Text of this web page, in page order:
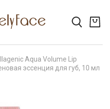
Aqua Volume Lip
эссенция для губ, 10 мл